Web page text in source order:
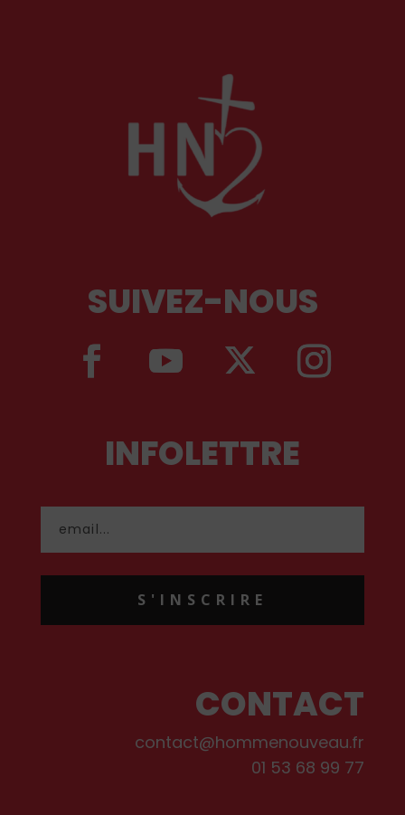
SUIVEZ-NOUS
INFOLETTRE
S'INSCRIRE
CONTACT
contact@hommenouveau.fr
01 53 68 99 77